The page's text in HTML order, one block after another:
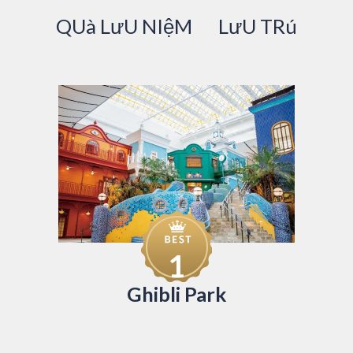
QUà LưU NIệM LưU TRú
1
Ghibli Park